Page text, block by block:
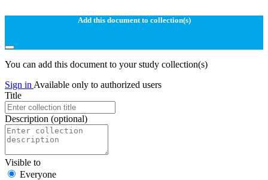
Add this document to collection(s)
You can add this document to your study collection(s)
Sign in Available only to authorized users
Title
Description (optional)
Visible to
Everyone